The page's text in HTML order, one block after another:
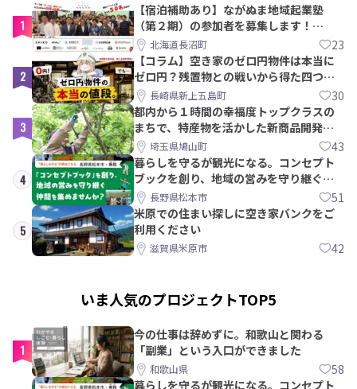
1
【宿泊補助あり】ながぬま地域起業塾
（第２期）の参加者を募集します！
【8/21〆】
北海道長沼町 23
2
【コラム】空き家のゼロ円物件は本当に
ゼロ円？残置物との戦いから得た四つの
教訓｜新上五島町
長崎県新上五島町 30
3
都内から１時間の幸福度トップクラスの
まちで、特産物を活かした新商品開発＆
PRメンバー募集！
埼玉県鳩山町 43
4
暮らしを守るが観光になる。コンセプト
ブックを創り、地域の営みを守り継ぐ仲
間を集めませんか？
長野県松本市 51
5
米原での住まい探しに空き家バンクをご
利用ください
滋賀県米原市 42
いま人気のプロジェクトTOP5
1
今の仕事は辞めずに。和歌山と関わる
「副業」という入口ができました
和歌山県 58
暮らしを守るが観光になる。コンセプト